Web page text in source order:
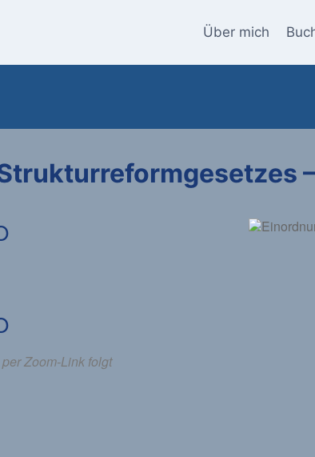
Über mich
–
per Zoom-Link folgt